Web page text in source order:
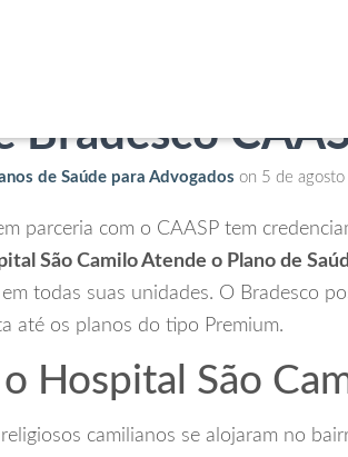
São Camilo
Bradesco
de Saúde para Advogados on 5 de
parceria com o CAASP tem
São Camilo Atende o Plano de
todas suas unidades. O Bradesco
até os planos do tipo Premium.
Hospital São
camilianos se alojaram no